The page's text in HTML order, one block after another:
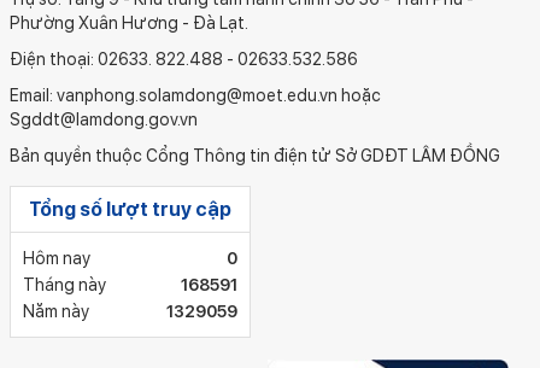
Phường Xuân Hương - Đà Lạt.
Điện thoại: 02633. 822.488 - 02633.532.586
Email: vanphong.solamdong@moet.edu.vn hoặc
Sgddt@lamdong.gov.vn
Bản quyền thuộc Cổng Thông tin điện tử Sở GDĐT LÂM ĐỒNG
Tổng số lượt truy cập
Hôm nay
0
Tháng này
168591
Năm này
1329059